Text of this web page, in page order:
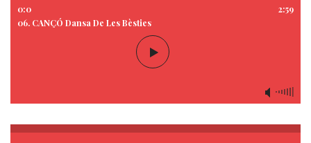
0:0
2:59
06. CANÇÓ Dansa De Les Bèsties